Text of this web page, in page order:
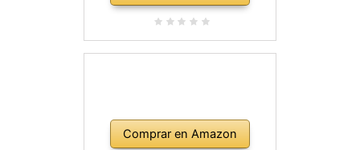
Comprar en Amazon